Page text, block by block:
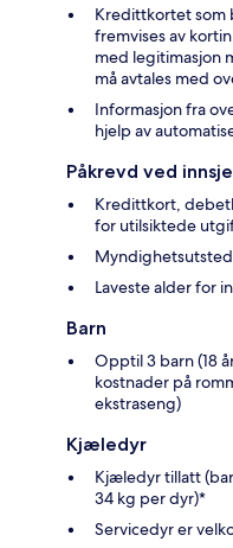
Kredittkortet som
fremvises av
med legitimasjon
må avtales med
Informasjon fra
hjelp av
Påkrevd ved
Kredittkort,
for utilsiktede
Laveste alder for
Barn
Opptil 3 barn (18
kostnader på
ekstraseng)
Kjæledyr
Kjæledyr tillatt
34 kg per dyr)*
Servicedyr er